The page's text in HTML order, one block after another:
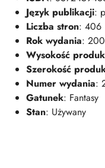
Język publikacji:
Liczba stron: 406
Rok wydania:
Wysokość
Szerokość
Numer wydania:
Gatunek: Fantasy
Stan: Używany